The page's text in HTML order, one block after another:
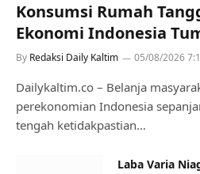
Konsumsi Rumah
Ekonomi Indonesia
By Redaksi Daily Kaltim 05/08/2026
Dailykaltim.co – Belanja
perekonomian Indonesia
tengah ketidakpastian…
Laba Varia